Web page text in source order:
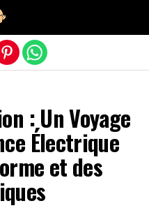
: Un Voyage
Électrique
et des
version